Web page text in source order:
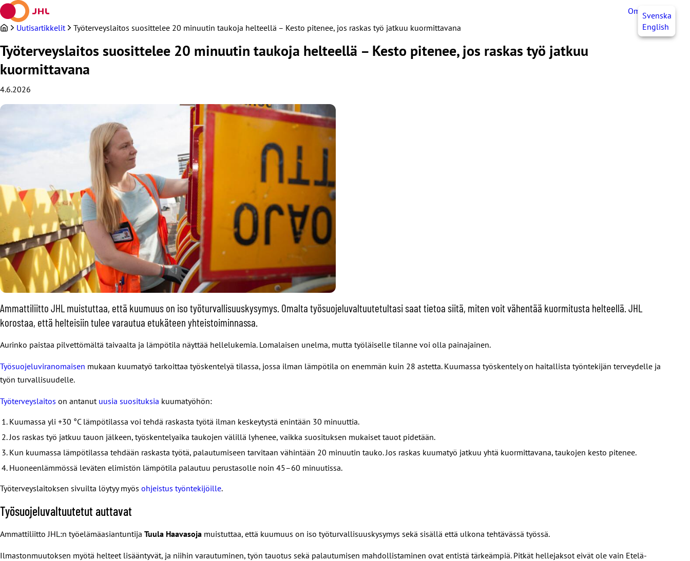
Siirry
sisältöön
OmaJHLSvenska
English
Uutisartikkelit Työterveyslaitos suosittelee 20 minuutin taukoja helteellä – Kesto pitenee, jos raskas työ jatkuu kuormittavana
Työterveyslaitos suosittelee 20 minuutin taukoja helteellä – Kesto pitenee, jos raskas työ jatkuu
kuormittavana
4.6.2026
Ammattiliitto JHL muistuttaa, että kuumuus on iso työturvallisuuskysymys. Omalta työsuojeluvaltuutetultasi saat tietoa siitä, miten voit vähentää kuormitusta helteellä. JHL
korostaa, että helteisiin tulee varautua etukäteen yhteistoiminnassa.
Aurinko paistaa pilvettömältä taivaalta ja lämpötila näyttää hellelukemia. Lomalaisen unelma, mutta työläiselle tilanne voi olla painajainen.
Työsuojeluviranomaisen mukaan kuumatyö tarkoittaa työskentelyä tilassa, jossa ilman lämpötila on enemmän kuin 28 astetta. Kuumassa työskentely on haitallista työntekijän terveydelle ja
työn turvallisuudelle.
Työterveyslaitos on antanut uusia suosituksia kuumatyöhön:
Kuumassa yli +30 °C lämpötilassa voi tehdä raskasta työtä ilman keskeytystä enintään 30 minuuttia.
Jos raskas työ jatkuu tauon jälkeen, työskentelyaika taukojen välillä lyhenee, vaikka suosituksen mukaiset tauot pidetään.
Kun kuumassa lämpötilassa tehdään raskasta työtä, palautumiseen tarvitaan vähintään 20 minuutin tauko. Jos raskas kuumatyö jatkuu yhtä kuormittavana, taukojen kesto pitenee.
Huoneenlämmössä leväten elimistön lämpötila palautuu perustasolle noin 45–60 minuutissa.
Työterveyslaitoksen sivuilta löytyy myös ohjeistus työntekijöille.
Työsuojeluvaltuutetut auttavat
Ammattiliitto JHL:n työelämäasiantuntija Tuula Haavasoja muistuttaa, että kuumuus on iso työturvallisuuskysymys sekä sisällä että ulkona tehtävässä työssä.
Ilmastonmuutoksen myötä helteet lisääntyvät, ja niihin varautuminen, työn tauotus sekä palautumisen mahdollistaminen ovat entistä tärkeämpiä. Pitkät hellejaksot eivät ole vain Etelä-